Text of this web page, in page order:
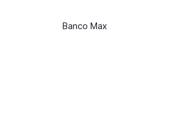
Banco Max